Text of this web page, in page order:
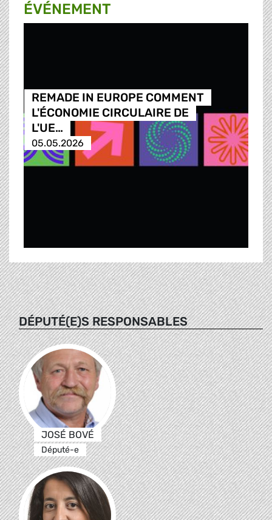
ÉVÉNEMENT
REMADE IN EUROPE COMMENT
L'ÉCONOMIE CIRCULAIRE DE
L'UE…
05.05.2026
DÉPUTÉ(E)S RESPONSABLES
JOSÉ BOVÉ
Député-e